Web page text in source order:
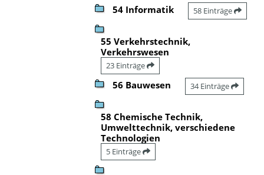
54 Informatik 58 Einträge
55 Verkehrstechnik,
Verkehrswesen
23 Einträge
56 Bauwesen 34 Einträge
58 Chemische Technik,
Umwelttechnik, verschiedene
Technologien
5 Einträge